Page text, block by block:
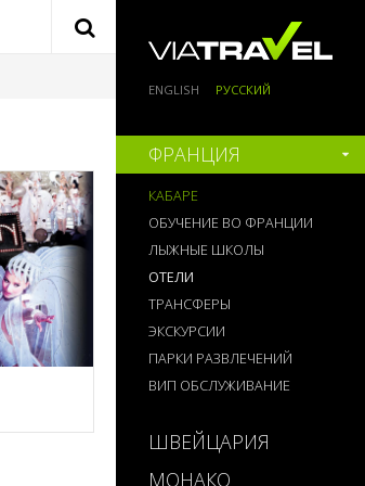
ENGLISH РУССКИЙ
ФРАНЦИЯ
КАБАРЕ
ОБУЧЕНИЕ ВО ФРАНЦИИ
ЛЫЖНЫЕ ШКОЛЫ
ОТЕЛИ
ТРАНСФЕРЫ
ЭКСКУРСИИ
ПАРКИ РАЗВЛЕЧЕНИЙ
ВИП ОБСЛУЖИВАНИЕ
ШВЕЙЦАРИЯ
МОНАКО